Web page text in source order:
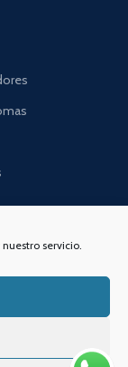
servicio.
de Vapeo